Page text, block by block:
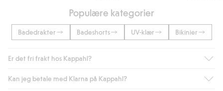
Populære kategorier
Badedrakter Badeshorts UV-klær Bikinier
Er det fri frakt hos Kappahl?
Som medlem i Kappahl Club har du alltid gratis frakt til butikk,
Kan jeg betale med Klarna på Kappahl?